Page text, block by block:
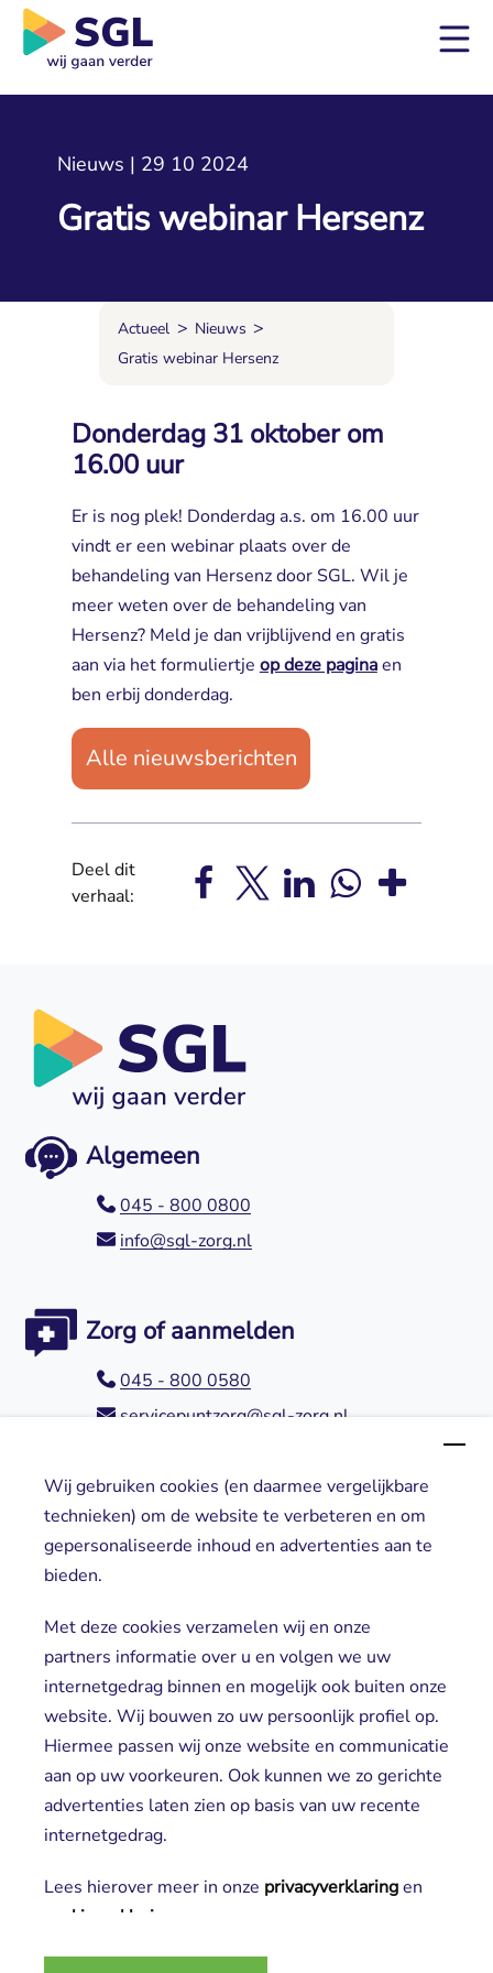
Wij gebruiken cookies (en daarmee vergelijkbare
technieken) om de website te verbeteren en om
gepersonaliseerde inhoud en advertenties aan te
bieden.
Met deze cookies verzamelen wij en onze
partners informatie over u en volgen we uw
internetgedrag binnen en mogelijk ook buiten onze
website. Wij bouwen zo uw persoonlijk profiel op.
Hiermee passen wij onze website en communicatie
aan op uw voorkeuren. Ook kunnen we zo gerichte
advertenties laten zien op basis van uw recente
internetgedrag.
Lees hierover meer in onze privacyverklaringen
cookieverklaring
Nieuws | 29 10 2024
Gratis webinar Hersenz
Actueel > Nieuws >
Gratis webinar Hersenz
Donderdag 31 oktober om
16.00 uur
Er is nog plek! Donderdag a.s. om 16.00 uur
vindt er een webinar plaats over de
behandeling van Hersenz door SGL. Wil je
meer weten over de behandeling van
Hersenz? Meld je dan vrijblijvend en gratis
aan via het formuliertje op deze paginaen
ben erbij donderdag.
Alle nieuwsberichten
Deel dit
verhaal:
Algemeen
045 - 800 0800
info@sgl-zorg.nl
Zorg of aanmelden
045 - 800 0580
servicepuntzorg@sgl-zorg.nl
Direct naar
Locaties
Vrijwilligers
Aanmelden nieuwsbrief